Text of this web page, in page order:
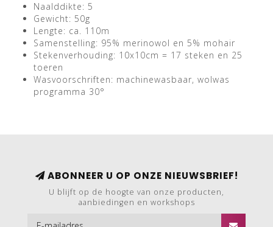
Naalddikte: 5
Gewicht: 50g
Lengte: ca. 110m
Samenstelling: 95% merinowol en 5% mohair
Stekenverhouding: 10x10cm = 17 steken en 25
toeren
Wasvoorschriften: machinewasbaar, wolwas
programma 30°
ABONNEER U OP ONZE NIEUWSBRIEF!
U blijft op de hoogte van onze producten,
aanbiedingen en workshops